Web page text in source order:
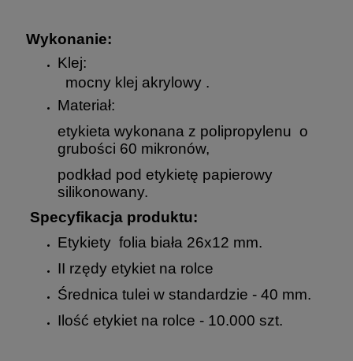
Wykonanie:
Klej:
mocny klej akrylowy .
Materiał:
etykieta wykonana z polipropylenu o
grubości 60 mikronów,
podkład pod etykietę papierowy
silikonowany.
Specyfikacja produktu:
Etykiety folia biała 26x12 mm.
II rzędy etykiet na rolce
Średnica tulei w standardzie - 40 mm.
Ilość etykiet na rolce - 10.000 szt.